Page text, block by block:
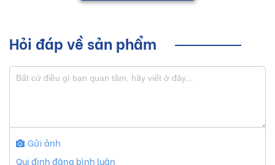
Hỏi đáp về sản phẩm
Gửi ảnh
Qui định đăng bình luận